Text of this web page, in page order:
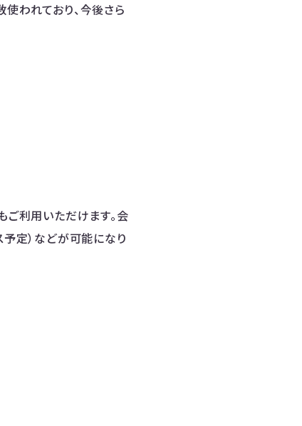
われており、今後さら
ご利用いただけます。会
定）などが可能になり